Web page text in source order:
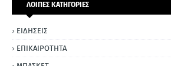
ΛΟΙΠΕΣ ΚΑΤΗΓΟΡΙΕΣ
ΕΙΔΗΣΕΙΣ
ΕΠΙΚΑΙΡΟΤΗΤΑ